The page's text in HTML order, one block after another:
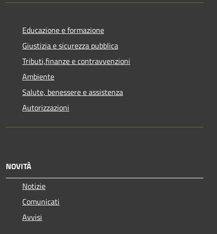
Educazione e formazione
Giustizia e sicurezza pubblica
Tributi,finanze e contravvenzioni
Ambiente
Salute, benessere e assistenza
Autorizzazioni
NOVITÀ
Notizie
Comunicati
Avvisi